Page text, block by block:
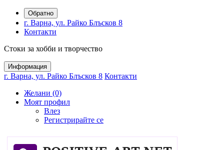
Обратно
г. Варна, ул. Райко Блъсков 8
Контакти
Стоки за хобби и творчество
Информация
г. Варна, ул. Райко Блъсков 8 Контакти
Желани (0)
Моят профил
Влез
Регистрирайте се